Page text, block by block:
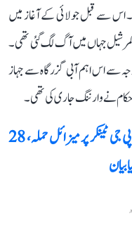
سے قبل جولائی کے آغاز میں
جہاں میں آگ لگ گئی تھی۔
سے اس اہم آبی گزرگاہ سے جہاز
حکام نے وارننگ جاری کی تھی۔
آبنائے ہرمز کے قریب ایل پی جی ٹینکر پر میزائل حملہ، 28